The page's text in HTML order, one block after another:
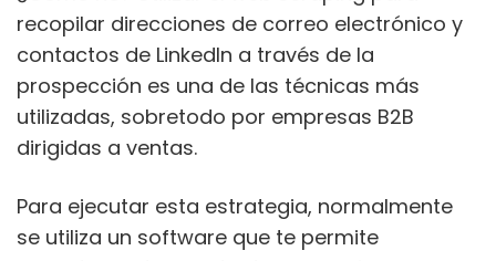
recopilar direcciones de correo electrónico y
contactos de LinkedIn a través de la
prospección es una de las técnicas más
utilizadas, sobretodo por empresas B2B
dirigidas a ventas.
Para ejecutar esta estrategia, normalmente
se utiliza un software que te permite